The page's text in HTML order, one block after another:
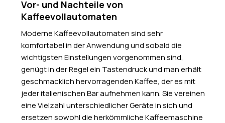
Vor- und Nachteile von
Kaffeevollautomaten
Moderne Kaffeevollautomaten sind sehr
komfortabel in der Anwendung und sobald die
wichtigsten Einstellungen vorgenommen sind,
genügt in der Regel ein Tastendruck und man erhält
geschmacklich hervorragenden Kaffee, der es mit
jeder italienischen Bar aufnehmen kann. Sie vereinen
eine Vielzahl unterschiedlicher Geräte in sich und
ersetzen sowohl die herkömmliche Kaffeemaschine